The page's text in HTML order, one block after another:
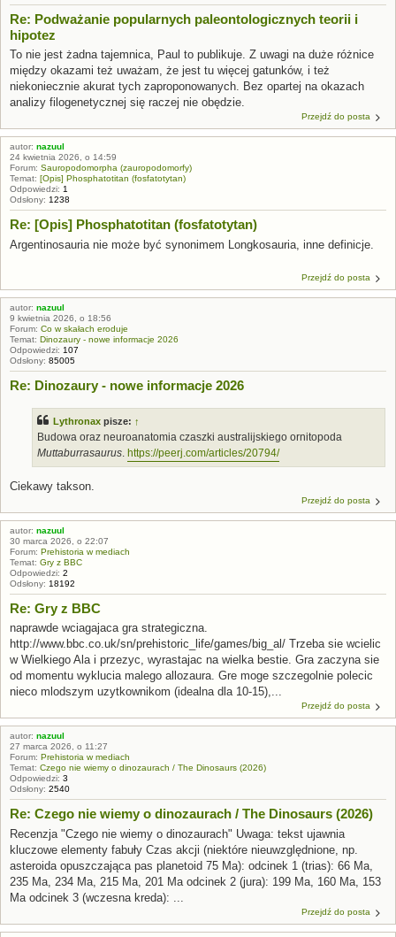
Re: Podważanie popularnych paleontologicznych teorii i
hipotez
To nie jest żadna tajemnica, Paul to publikuje. Z uwagi na duże różnice
między okazami też uważam, że jest tu więcej gatunków, i też
niekoniecznie akurat tych zaproponowanych. Bez opartej na okazach
analizy filogenetycznej się raczej nie obędzie.
Przejdź do posta
autor: nazuul
24 kwietnia 2026, o 14:59
Forum: Sauropodomorpha (zauropodomorfy)
Temat: [Opis] Phosphatotitan (fosfatotytan)
Odpowiedzi: 1
Odsłony: 1238
Re: [Opis] Phosphatotitan (fosfatotytan)
Argentinosauria nie może być synonimem Longkosauria, inne definicje.
Przejdź do posta
autor: nazuul
9 kwietnia 2026, o 18:56
Forum: Co w skałach eroduje
Temat: Dinozaury - nowe informacje 2026
Odpowiedzi: 107
Odsłony: 85005
Re: Dinozaury - nowe informacje 2026
Lythronax pisze: ↑
Budowa oraz neuroanatomia czaszki australijskiego ornitopoda
Muttaburrasaurus. https://peerj.com/articles/20794/
Ciekawy takson.
Przejdź do posta
autor: nazuul
30 marca 2026, o 22:07
Forum: Prehistoria w mediach
Temat: Gry z BBC
Odpowiedzi: 2
Odsłony: 18192
Re: Gry z BBC
naprawde wciagajaca gra strategiczna.
http://www.bbc.co.uk/sn/prehistoric_life/games/big_al/ Trzeba sie wcielic
w Wielkiego Ala i przezyc, wyrastajac na wielka bestie. Gra zaczyna sie
od momentu wyklucia malego allozaura. Gre moge szczegolnie polecic
nieco mlodszym uzytkownikom (idealna dla 10-15),...
Przejdź do posta
autor: nazuul
27 marca 2026, o 11:27
Forum: Prehistoria w mediach
Temat: Czego nie wiemy o dinozaurach / The Dinosaurs (2026)
Odpowiedzi: 3
Odsłony: 2540
Re: Czego nie wiemy o dinozaurach / The Dinosaurs (2026)
Recenzja "Czego nie wiemy o dinozaurach" Uwaga: tekst ujawnia
kluczowe elementy fabuły Czas akcji (niektóre nieuwzględnione, np.
asteroida opuszczająca pas planetoid 75 Ma): odcinek 1 (trias): 66 Ma,
235 Ma, 234 Ma, 215 Ma, 201 Ma odcinek 2 (jura): 199 Ma, 160 Ma, 153
Ma odcinek 3 (wczesna kreda): ...
Przejdź do posta